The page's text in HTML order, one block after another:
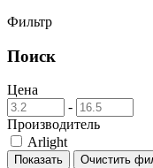
Фильтр
Поиск
Цена
-
Производитель
Arlight